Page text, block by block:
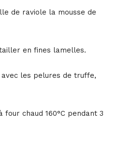
de raviole la mousse de
en fines lamelles.
les pelures de truffe,
chaud 160°C pendant 3